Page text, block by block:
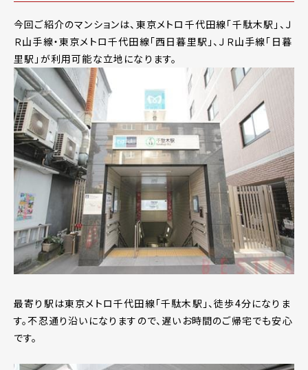
今回ご紹介のマンションは、東京メトロ千代田線「千駄木駅」、Ｊ
Ｒ山手線・東京メトロ千代田線「西日暮里駅」、ＪＲ山手線「日暮
里駅」が利用可能な立地になります。
最寄り駅は東京メトロ千代田線「千駄木駅」、徒歩4分になりま
す。不忍通り沿いになりますので、遅いお時間のご帰宅でも安心
です。